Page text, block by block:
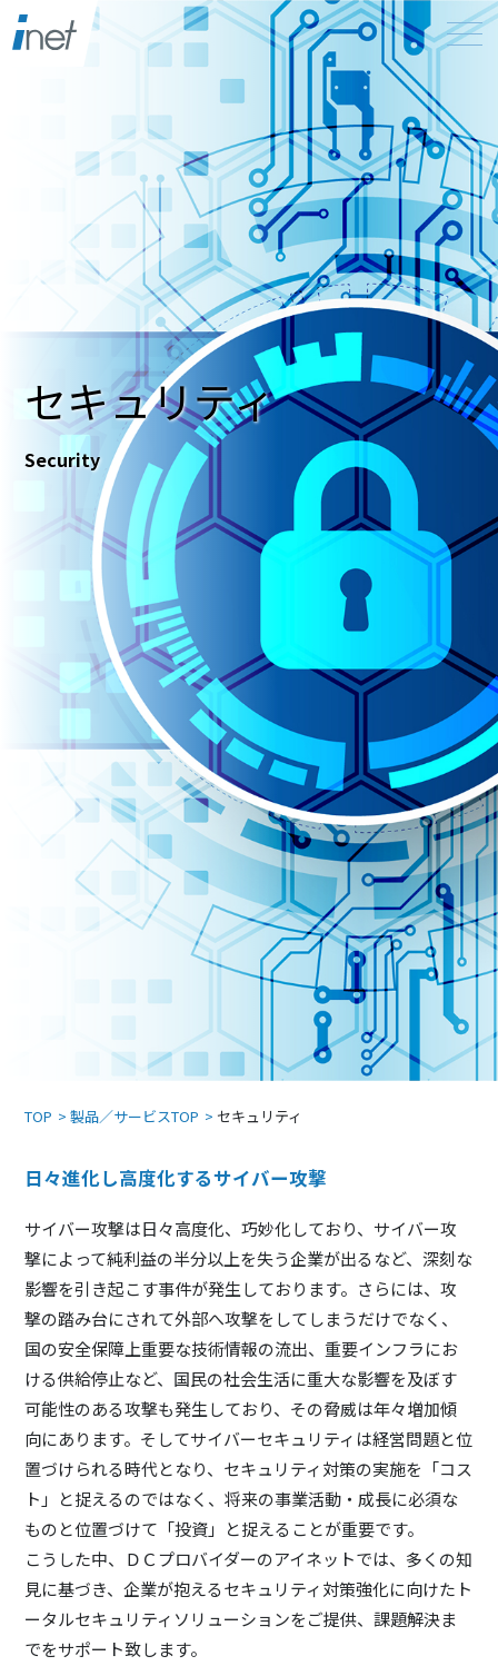
セキュリティ
Security
TOP 製品／サービスTOP セキュリティ
日々進化し高度化するサイバー攻撃
サイバー攻撃は日々高度化、巧妙化しており、サイバー攻
撃によって純利益の半分以上を失う企業が出るなど、深刻な
影響を引き起こす事件が発生しております。さらには、攻
撃の踏み台にされて外部へ攻撃をしてしまうだけでなく、
国の安全保障上重要な技術情報の流出、重要インフラにお
ける供給停止など、国民の社会生活に重大な影響を及ぼす
可能性のある攻撃も発生しており、その脅威は年々増加傾
向にあります。そしてサイバーセキュリティは経営問題と位
置づけられる時代となり、セキュリティ対策の実施を「コス
ト」と捉えるのではなく、将来の事業活動・成長に必須な
ものと位置づけて「投資」と捉えることが重要です。
こうした中、ＤＣプロバイダーのアイネットでは、多くの知
見に基づき、企業が抱えるセキュリティ対策強化に向けたト
ータルセキュリティソリューションをご提供、課題解決ま
でをサポート致します。